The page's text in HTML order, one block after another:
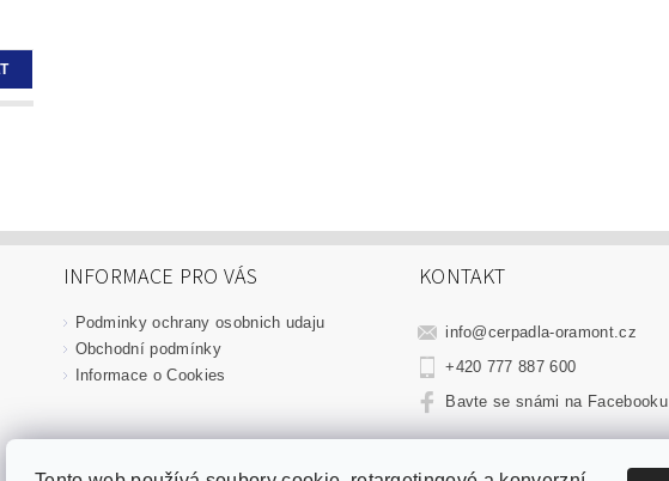
INFORMACE PRO VÁS
Podminky ochrany osobnich udaju
Obchodní podmínky
Informace o Cookies
KONTAKT
info@cerpadla-oramont.cz
+420 777 887 600
Bavte se snámi na Facebooku